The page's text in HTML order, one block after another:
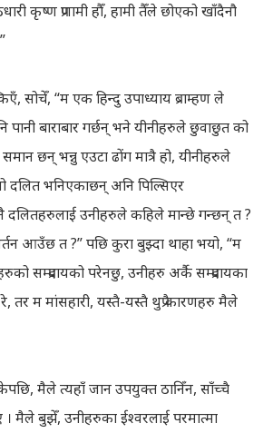
कृष्ण प्रणामी हौँ, हामी तैँले छोएको खाँदैनौ
सोचेँ, “म एक हिन्दु उपाध्याय ब्राम्हण ले
बाराबार गर्छन् भने यीनीहरुले छुवाछुत को
छन् भन्नु एउटा ढोंग मात्रै हो, यीनीहरुले
दलित भनिएकाछन् अनि पिल्सिएर
दलितहरुलाई उनीहरुले कहिले मान्छे गन्छन् त ?
आउँछ त ?” पछि कुरा बुझ्दा थाहा भयो, “म
सम्प्रदायको परेनछु, उनीहरु अर्कै सम्प्रदायका
तर म मांसहारी, यस्तै-यस्तै थुप्रै कारणहरु मैले
मैले त्यहाँ जान उपयुक्त ठानिँन, साँच्चै
। मैले बुझेँ, उनीहरुका ईश्वरलाई परमात्मा